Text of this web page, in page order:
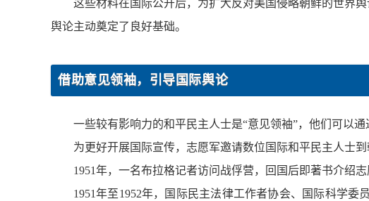
这些材料在国际公开后，为扩大反对美国侵略朝鲜的世界
舆论主动奠定了良好基础。
借助意见领袖，引导国际舆论
一些较有影响力的和平民主人士是“意见领袖”，他们可以通
为更好开展国际宣传，志愿军邀请数位国际和平民主人士
1951年，一名布拉格记者访问战俘营，回国后即著书介绍志
1951年至1952年，国际民主法律工作者协会、国际科学